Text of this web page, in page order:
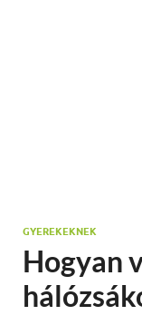
GYEREKEKNEK
Hogyan